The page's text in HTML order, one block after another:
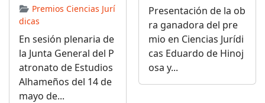
Premios Ciencias Jurí
dicas
En sesión plenaria de
la Junta General del P
atronato de Estudios
Alhameños del 14 de
mayo de...
Presentación de la ob
ra ganadora del pre
mio en Ciencias Jurídi
cas Eduardo de Hinoj
osa y...